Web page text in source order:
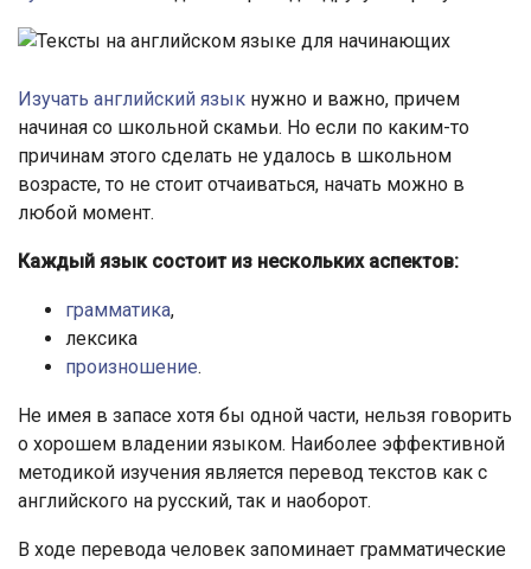
Изучать английский язык нужно и важно, причем
начиная со школьной скамьи. Но если по каким-то
причинам этого сделать не удалось в школьном
возрасте, то не стоит отчаиваться, начать можно в
любой момент.
Каждый язык состоит из нескольких аспектов:
грамматика,
лексика
произношение.
Не имея в запасе хотя бы одной части, нельзя говорить
о хорошем владении языком. Наиболее эффективной
методикой изучения является перевод текстов как с
английского на русский, так и наоборот.
В ходе перевода человек запоминает грамматические